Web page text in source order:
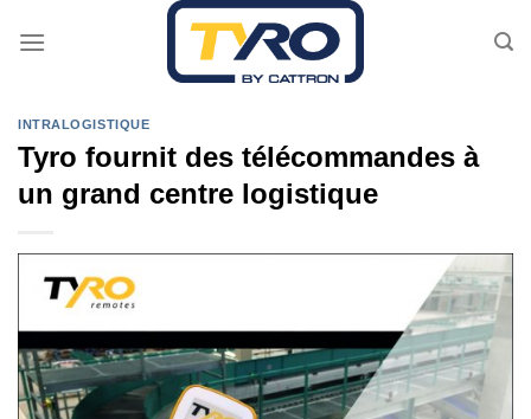
INTRALOGISTIQUE
Tyro fournit des télécommandes à
un grand centre logistique